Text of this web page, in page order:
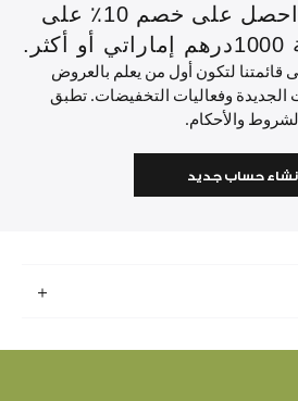
لفترة محدودة: احصل على خصم 10٪ على
قائمتنا لتكون أول من يعلم بالعروض
الجديدة وفعاليات التخفيضات. تطبق
الشروط والأحكام.
حساب جديد